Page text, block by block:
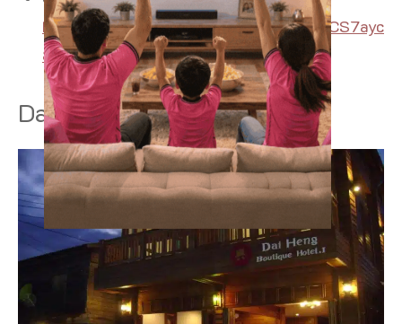
https://maps.app.goo.gl/qWS4y3aNfVCS7ayc
8
Dai Heng Boutique Hotel